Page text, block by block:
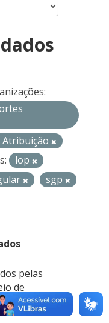
Atribuição
lop
sgp
pelas
de